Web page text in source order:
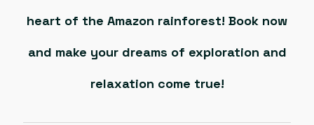
heart of the Amazon rainforest! Book now
and make your dreams of exploration and
relaxation come true!